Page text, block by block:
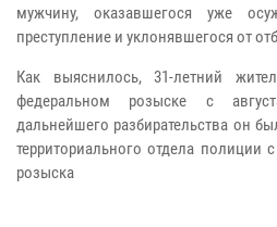
мужчину, оказавшегося уже
преступление и уклонявшегося от
Как выяснилось, 31-летний
федеральном розыске с
дальнейшего разбирательства он
территориального отдела полиции
розыска